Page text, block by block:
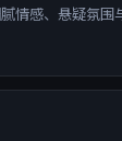
情感、悬疑氛围